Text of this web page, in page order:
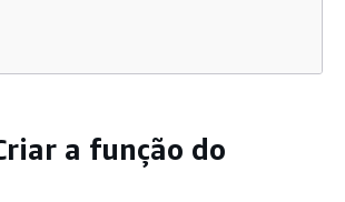
a função do